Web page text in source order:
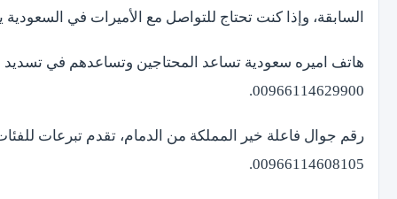
السابقة، وإذا كنت تحتاج للتواصل مع الأميرات في
هاتف اميره سعودية تساعد المحتاجين وتساعدهم في تسديد
00966114629900.
رقم جوال فاعلة خير المملكة من الدمام، تقدم تبرعات
00966114608105.